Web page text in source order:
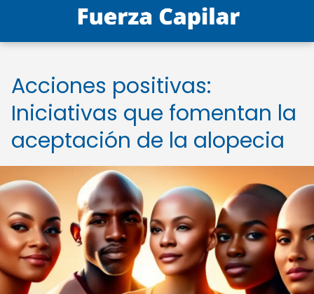
Acciones positivas:
Iniciativas que fomentan la
aceptación de la alopecia